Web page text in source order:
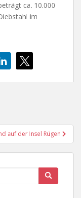
ca. 10.000
im
auf der Insel Rügen